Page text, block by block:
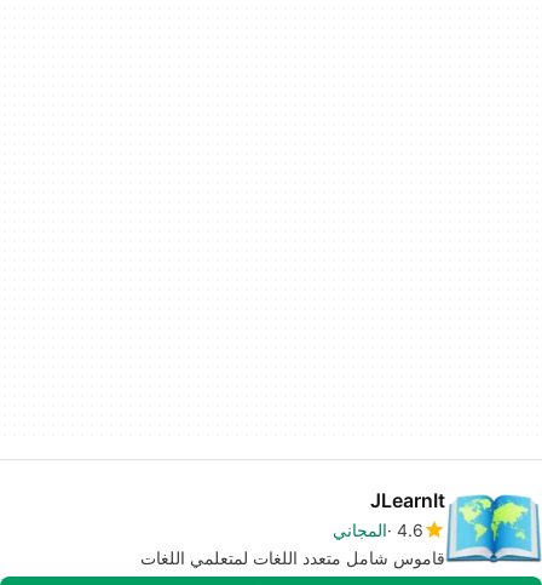
JLearnIt
4.6 المجاني
قاموس شامل متعدد اللغات لمتعلمي اللغات